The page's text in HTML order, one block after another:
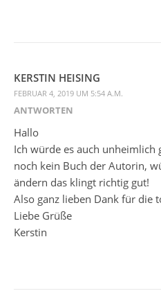
KERSTIN HEISING
FEBRUAR 4, 2019 UM 5:54 A.M.
ANTWORTEN
Hallo
Ich würde es auch unheimlich
noch kein Buch der Autorin,
ändern das klingt richtig gut!
Also ganz lieben Dank für die
Liebe Grüße
Kerstin